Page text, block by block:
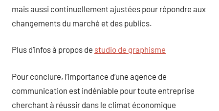
mais aussi continuellement ajustées pour répondre aux
changements du marché et des publics.
Plus d’infos à propos de studio de graphisme
Pour conclure, l’importance d’une agence de
communication est indéniable pour toute entreprise
cherchant à réussir dans le climat économique